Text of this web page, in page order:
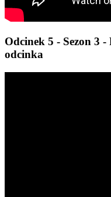
Odcinek 5 - Sezon 3
odcinka